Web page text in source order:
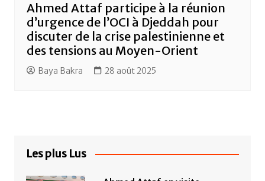
Ahmed Attaf participe à la réunion
d’urgence de l’OCI à Djeddah pour
discuter de la crise palestinienne et
des tensions au Moyen-Orient
Baya Bakra 28 août 2025
Les plus Lus